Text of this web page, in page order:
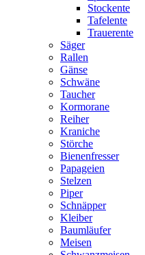
Stockente
Tafelente
Trauerente
Säger
Rallen
Gänse
Schwäne
Taucher
Kormorane
Reiher
Kraniche
Störche
Bienenfresser
Papageien
Stelzen
Piper
Schnäpper
Kleiber
Baumläufer
Meisen